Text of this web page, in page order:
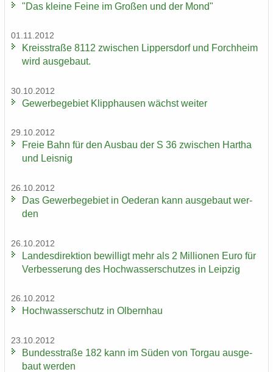
"Das klei­ne Feine im Gro­ßen und der Mond"
01.11.2012
Kreis­stra­ße 8112 zwi­schen Lip­pers­dorf und Forch­heim
wird aus­ge­baut.
30.10.2012
Ge­wer­be­ge­biet Klipp­hau­sen wächst wei­ter
29.10.2012
Freie Bahn für den Aus­bau der S 36 zwi­schen Har­tha
und Leis­nig
26.10.2012
Das Ge­wer­be­ge­biet in Oe­der­an kann aus­ge­baut wer­
den
26.10.2012
Lan­des­di­rek­ti­on be­wil­ligt mehr als 2 Mil­lio­nen Euro für
Ver­bes­se­rung des Hoch­was­ser­schut­zes in Leip­zig
26.10.2012
Hoch­was­ser­schutz in Ol­bern­hau
23.10.2012
Bun­des­stra­ße 182 kann im Süden von Tor­gau aus­ge­
baut wer­den